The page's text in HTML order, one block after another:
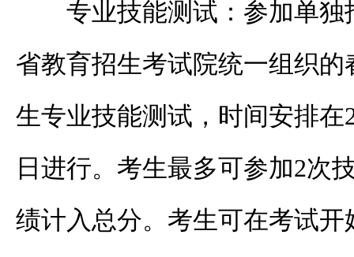
专业技能测试：参加单
省教育招生考试院统一组织
生专业技能测试，时间安排
日进行。考生最多可参加2次
绩计入总分。考生可在考试开